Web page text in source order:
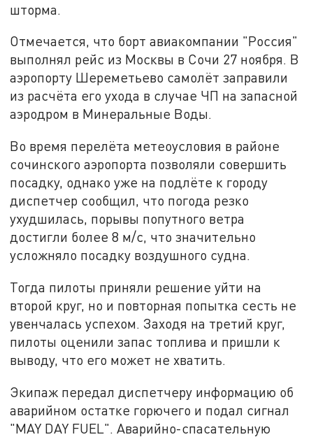
шторма.
Отмечается, что борт авиакомпании "Россия"
выполнял рейс из Москвы в Сочи 27 ноября. В
аэропорту Шереметьево самолёт заправили
из расчёта его ухода в случае ЧП на запасной
аэродром в Минеральные Воды.
Во время перелёта метеоусловия в районе
сочинского аэропорта позволяли совершить
посадку, однако уже на подлёте к городу
диспетчер сообщил, что погода резко
ухудшилась, порывы попутного ветра
достигли более 8 м/с, что значительно
усложняло посадку воздушного судна.
Тогда пилоты приняли решение уйти на
второй круг, но и повторная попытка сесть не
увенчалась успехом. Заходя на третий круг,
пилоты оценили запас топлива и пришли к
выводу, что его может не хватить.
Экипаж передал диспетчеру информацию об
аварийном остатке горючего и подал сигнал
"MAY DAY FUEL". Аварийно-спасательную